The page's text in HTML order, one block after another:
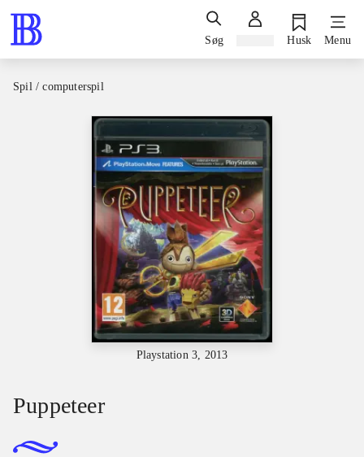
Søg Husk Menu
Spil / computerspil
Playstation 3, 2013
Puppeteer